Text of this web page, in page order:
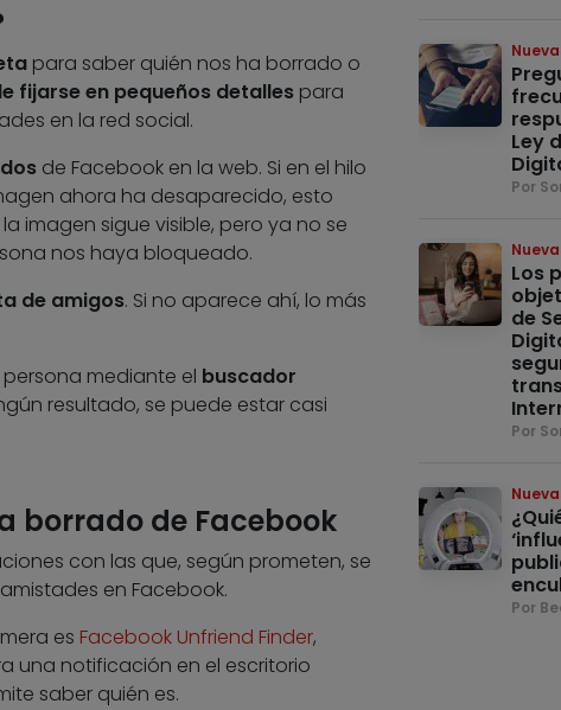
para saber quién nos ha borrado o
fijarse en pequeños detallespara
en la red social.
de Facebook en la web. Si en el hilo
ahora ha desaparecido, esto
imagen sigue visible, pero ya no se
nos haya bloqueado.
de amigos. Si no aparece ahí, lo más
mediante el buscador
resultado, se puede estar casi
borrado de Facebook
con las que, según prometen, se
en Facebook.
es Facebook Unfriend Finder,
una notificación en el escritorio
saber quién es.
Ley
Por
Los
de
Por
Por